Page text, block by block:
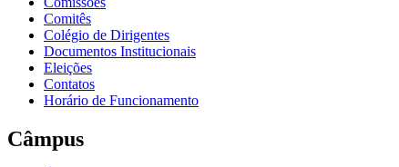
Comitês
Colégio de Dirigentes
Documentos Institucionais
Eleições
Contatos
Horário de Funcionamento
Câmpus